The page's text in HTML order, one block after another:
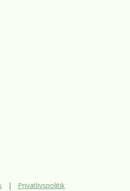
| Privatlivspolitik